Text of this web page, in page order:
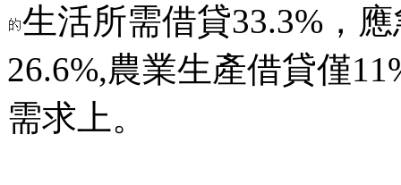
生活所需借貸33.3%，
26.6%,農業生產借貸僅
需求上。